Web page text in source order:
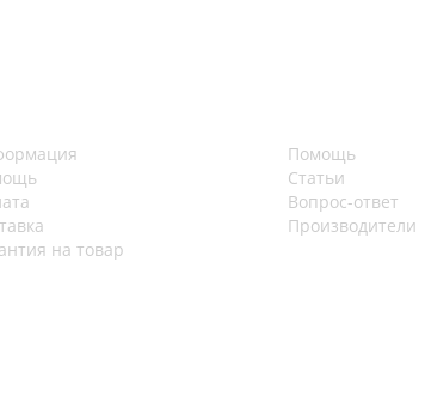
на товар
Помощь
Статьи
Вопрос-ответ
Производители